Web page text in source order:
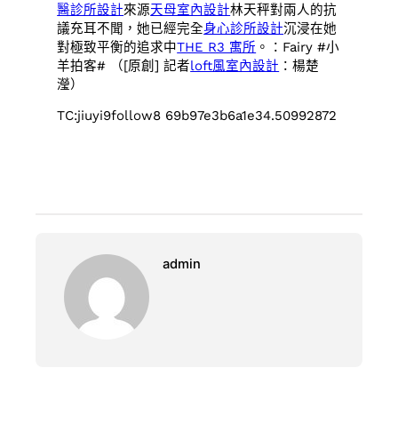
醫診所設計來源天母室內設計林天秤對兩人的抗
議充耳不聞，她已經完全身心診所設計沉浸在她
對極致平衡的追求中THE R3 寓所 。：Fairy #小
羊拍客# （[原創] 記者loft風室內設計 ：楊楚
瀅）
TC:jiuyi9follow8 69b97e3b6a1e34.50992872
admin